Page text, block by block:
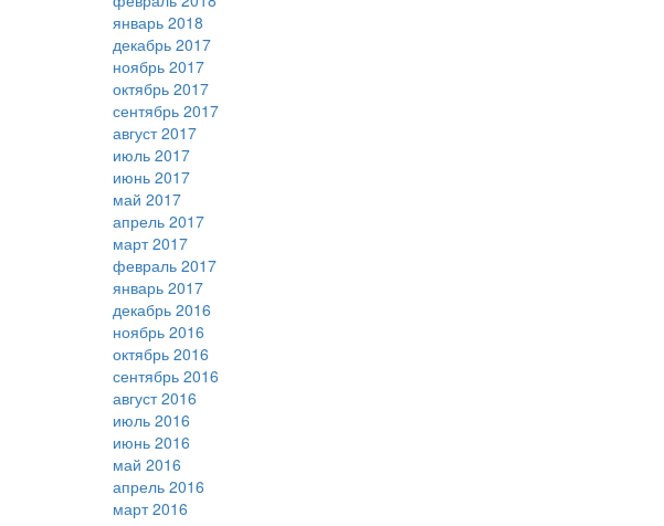
январь 2018
декабрь 2017
ноябрь 2017
октябрь 2017
сентябрь 2017
август 2017
июль 2017
июнь 2017
май 2017
апрель 2017
март 2017
февраль 2017
январь 2017
декабрь 2016
ноябрь 2016
октябрь 2016
сентябрь 2016
август 2016
июль 2016
июнь 2016
май 2016
апрель 2016
март 2016